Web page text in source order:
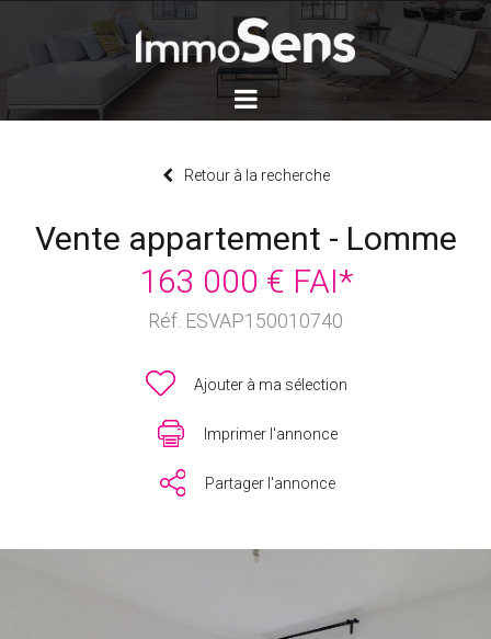
Retour à la recherche
Vente appartement - Lomme
163 000 € FAI*
Réf. ESVAP150010740
Ajouter à ma sélection
Imprimer l'annonce
Partager l'annonce